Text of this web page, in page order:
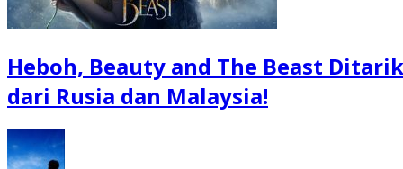
Heboh, Beauty and The Beast Ditarik
dari Rusia dan Malaysia!